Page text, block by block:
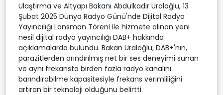
Ulaştırma ve Altyapı Bakanı Abdulkadir Uraloğlu, 13
Şubat 2025 Dünya Radyo Günü'nde Dijital Radyo
Yayıncılığı Lansman Töreni ile hizmete alınan yeni
nesil dijital radyo yayıncılığı DAB+ hakkında
açıklamalarda bulundu. Bakan Uraloğlu, DAB+'nın,
parazitlerden arındırılmış net bir ses deneyimi sunan
ve aynı frekansta birden fazla radyo kanalını
barındırabilme kapasitesiyle frekans verimliliğini
artıran bir teknoloji olduğunu belirtti.